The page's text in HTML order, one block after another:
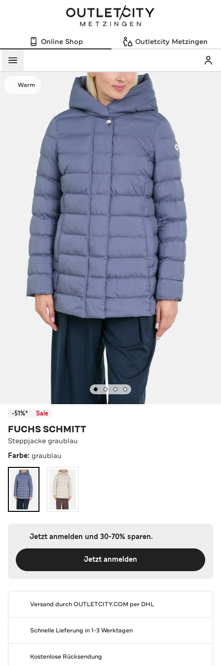
Online Shop Outletcity Metzingen
Menü
Warm
-51%* Sale
FUCHS SCHMITT
Steppjacke graublau
Farbe: graublau
Jetzt anmelden und 30-70% sparen.
Jetzt anmelden
Versand durchOUTLETCITY.COM per DHL
Schnelle Lieferung in 1-3 Werktagen
Kostenlose Rücksendung